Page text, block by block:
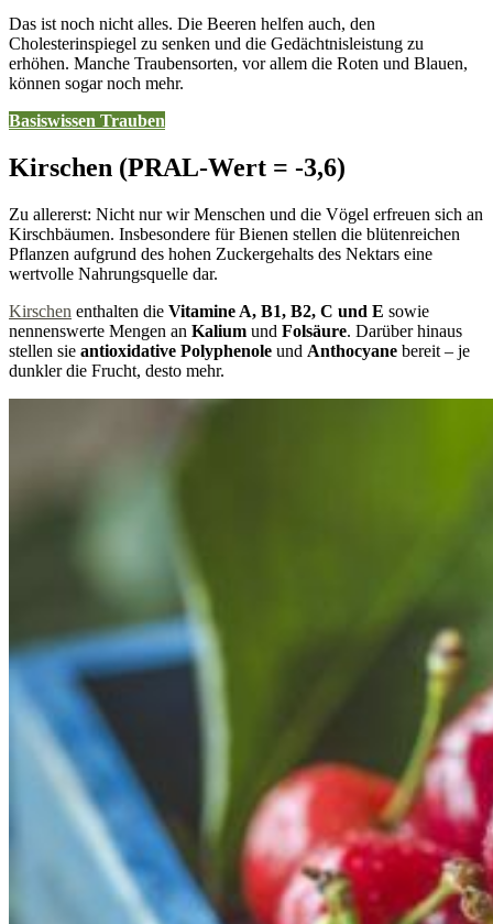
Das ist noch nicht alles. Die Beeren helfen auch, den
Cholesterinspiegel zu senken und die Gedächtnisleistung zu
erhöhen. Manche Traubensorten, vor allem die Roten und Blauen,
können sogar noch mehr.
Basiswissen Trauben
Kirschen (PRAL-Wert = -3,6)
Zu allererst: Nicht nur wir Menschen und die Vögel erfreuen sich an
Kirschbäumen. Insbesondere für Bienen stellen die blütenreichen
Pflanzen aufgrund des hohen Zuckergehalts des Nektars eine
wertvolle Nahrungsquelle dar.
Kirschen enthalten die Vitamine A, B1, B2, C und E sowie
nennenswerte Mengen an Kalium und Folsäure. Darüber hinaus
stellen sie antioxidative Polyphenole und Anthocyane bereit – je
dunkler die Frucht, desto mehr.